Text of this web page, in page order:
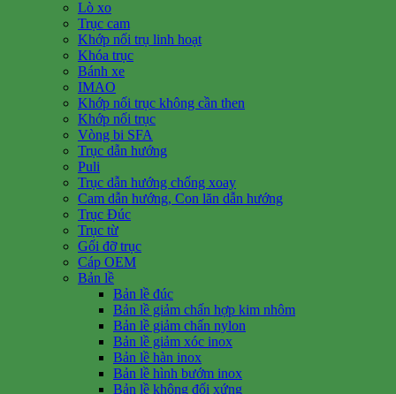
Lò xo
Trục cam
Khớp nối trụ linh hoạt
Khóa trục
Bánh xe
IMAO
Khớp nối trục không cần then
Khớp nối trục
Vòng bi SFA
Trục dẫn hướng
Puli
Trục dẫn hướng chống xoay
Cam dẫn hướng, Con lăn dẫn hướng
Trục Đúc
Trục từ
Gối đỡ trục
Cáp OEM
Bản lề
Bản lề đúc
Bản lề giảm chấn hợp kim nhôm
Bản lề giảm chấn nylon
Bản lề giảm xóc inox
Bản lề hàn inox
Bản lề hình bướm inox
Bản lề không đối xứng